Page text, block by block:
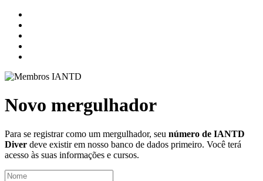
Novo mergulhador
Para se registrar como um mergulhador, seu número de IANTD
Diver deve existir em nosso banco de dados primeiro. Você terá
acesso às suas informações e cursos.